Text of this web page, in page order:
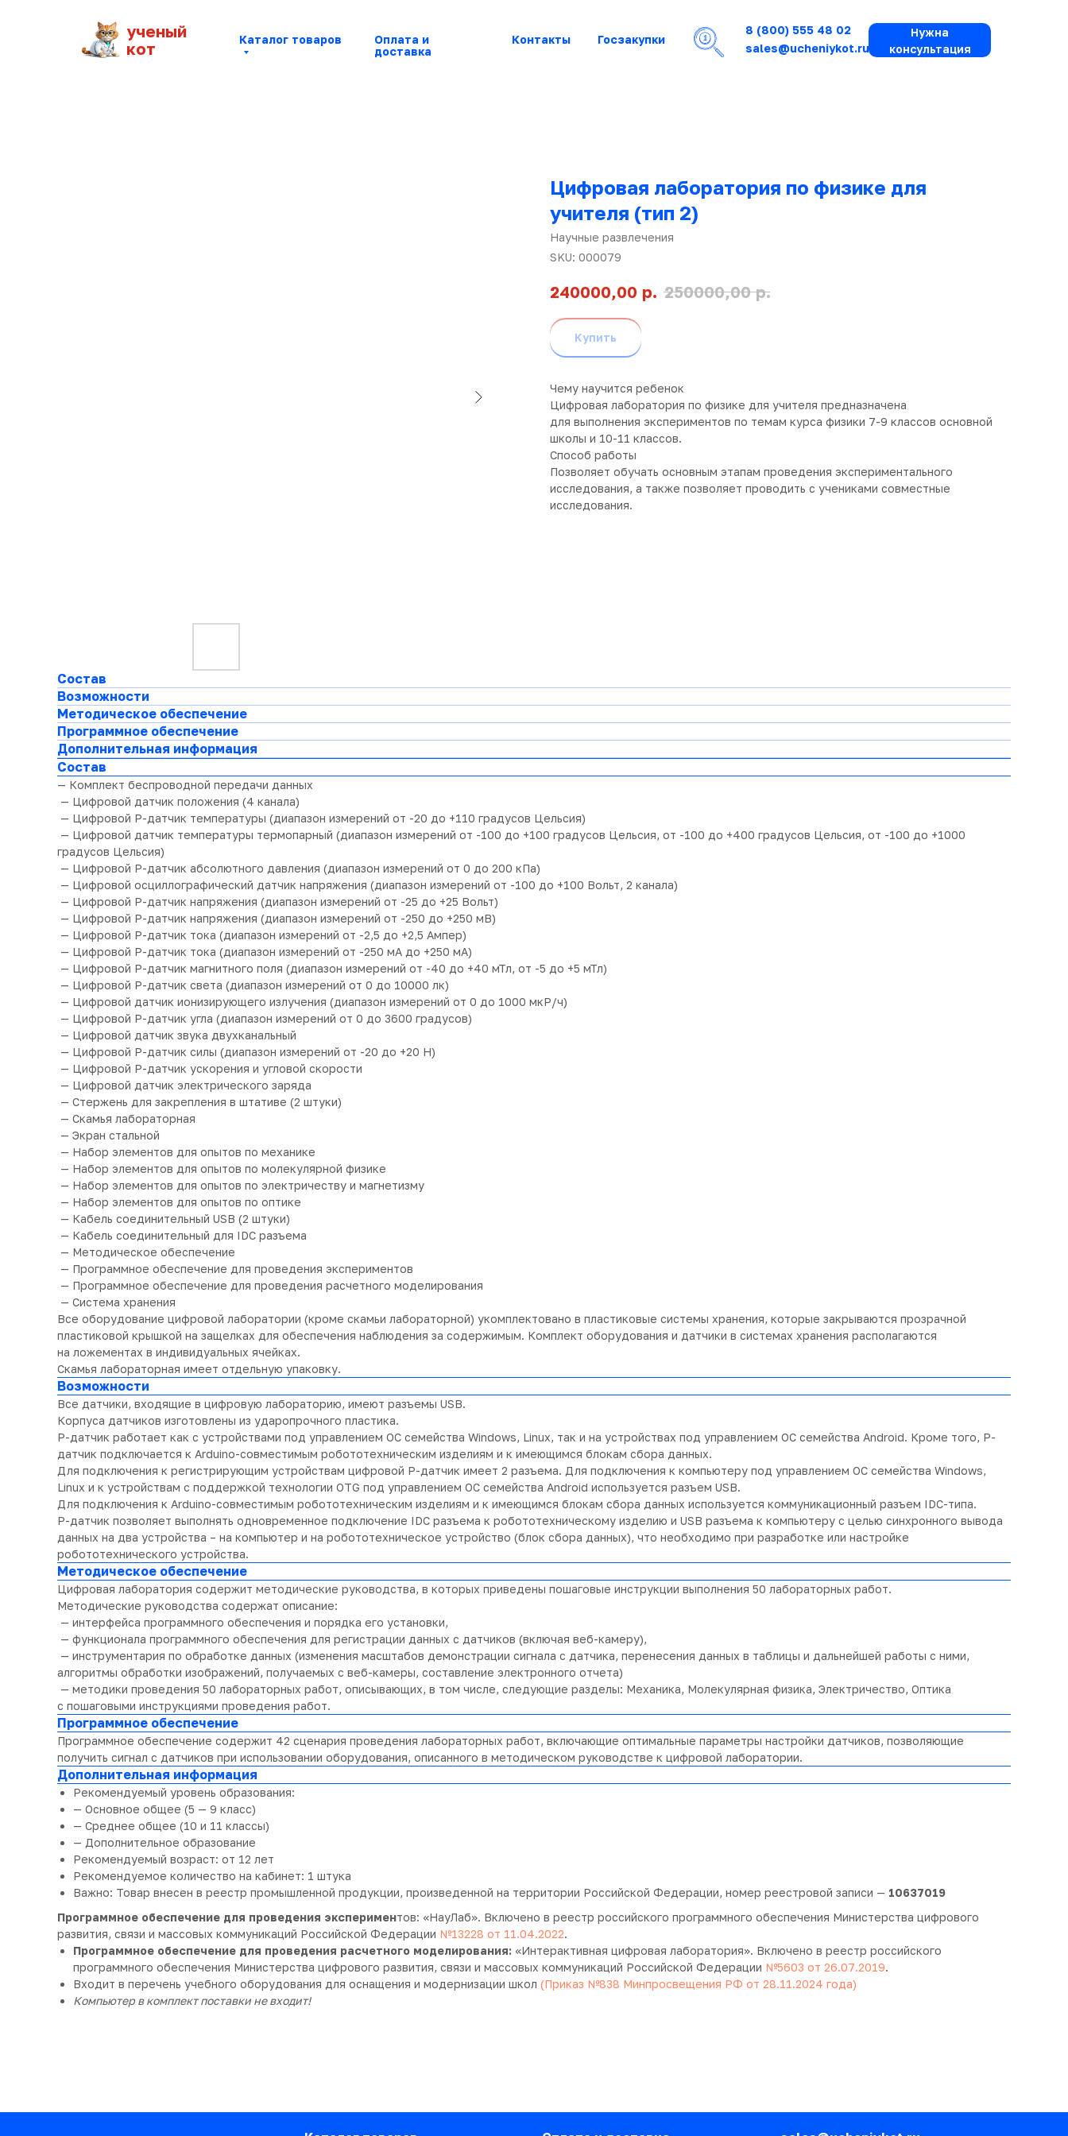
Каталог товаров
Оплата и
доставка
Контакты Госзакупки
8 (800) 555 48 02
sales@ucheniykot.ru
Нужна
консультация
ученый
кот
Цифровая лаборатория по физике для
учителя (тип 2)
Научные развлечения
SKU: 000079
240000,00 р. 250000,00 р.
Купить
Чему научится ребенок
Цифровая лаборатория по физике для учителя предназначена
для выполнения экспериментов по темам курса физики 7-9 классов основной
школы и 10-11 классов.
Способ работы
Позволяет обучать основным этапам проведения экспериментального
исследования, а также позволяет проводить с учениками совместные
исследования.
Состав
Возможности
Методическое обеспечение
Программное обеспечение
Дополнительная информация
Состав
— Комплект беспроводной передачи данных
— Цифровой датчик положения (4 канала)
— Цифровой Р-датчик температуры (диапазон измерений от -20 до +110 градусов Цельсия)
— Цифровой датчик температуры термопарный (диапазон измерений от -100 до +100 градусов Цельсия, от -100 до +400 градусов Цельсия, от -100 до +1000
градусов Цельсия)
— Цифровой Р-датчик абсолютного давления (диапазон измерений от 0 до 200 кПа)
— Цифровой осциллографический датчик напряжения (диапазон измерений от -100 до +100 Вольт, 2 канала)
— Цифровой Р-датчик напряжения (диапазон измерений от -25 до +25 Вольт)
— Цифровой Р-датчик напряжения (диапазон измерений от -250 до +250 мВ)
— Цифровой Р-датчик тока (диапазон измерений от -2,5 до +2,5 Ампер)
— Цифровой Р-датчик тока (диапазон измерений от -250 мА до +250 мА)
— Цифровой Р-датчик магнитного поля (диапазон измерений от -40 до +40 мТл, от -5 до +5 мТл)
— Цифровой Р-датчик света (диапазон измерений от 0 до 10000 лк)
— Цифровой датчик ионизирующего излучения (диапазон измерений от 0 до 1000 мкР/ч)
— Цифровой Р-датчик угла (диапазон измерений от 0 до 3600 градусов)
— Цифровой датчик звука двухканальный
— Цифровой Р-датчик силы (диапазон измерений от -20 до +20 Н)
— Цифровой Р-датчик ускорения и угловой скорости
— Цифровой датчик электрического заряда
— Стержень для закрепления в штативе (2 штуки)
— Скамья лабораторная
— Экран стальной
— Набор элементов для опытов по механике
— Набор элементов для опытов по молекулярной физике
— Набор элементов для опытов по электричеству и магнетизму
— Набор элементов для опытов по оптике
— Кабель соединительный USB (2 штуки)
— Кабель соединительный для IDC разъема
— Методическое обеспечение
— Программное обеспечение для проведения экспериментов
— Программное обеспечение для проведения расчетного моделирования
— Система хранения
Все оборудование цифровой лаборатории (кроме скамьи лабораторной) укомплектовано в пластиковые системы хранения, которые закрываются прозрачной
пластиковой крышкой на защелках для обеспечения наблюдения за содержимым. Комплект оборудования и датчики в системах хранения располагаются
на ложементах в индивидуальных ячейках.
Скамья лабораторная имеет отдельную упаковку.
Возможности
Все датчики, входящие в цифровую лабораторию, имеют разъемы USB.
Корпуса датчиков изготовлены из ударопрочного пластика.
Р-датчик работает как с устройствами под управлением ОС семейства Windows, Linux, так и на устройствах под управлением ОС семейства Android. Кроме того, Р-
датчик подключается к Arduino-совместимым робототехническим изделиям и к имеющимся блокам сбора данных.
Для подключения к регистрирующим устройствам цифровой Р-датчик имеет 2 разъема. Для подключения к компьютеру под управлением ОС семейства Windows,
Linux и к устройствам с поддержкой технологии OTG под управлением ОС семейства Android используется разъем USB.
Для подключения к Arduino-совместимым робототехническим изделиям и к имеющимся блокам сбора данных используется коммуникационный разъем IDC-типа.
Р-датчик позволяет выполнять одновременное подключение IDC разъема к робототехническому изделию и USB разъема к компьютеру с целью синхронного вывода
данных на два устройства – на компьютер и на робототехническое устройство (блок сбора данных), что необходимо при разработке или настройке
робототехнического устройства.
Методическое обеспечение
Цифровая лаборатория содержит методические руководства, в которых приведены пошаговые инструкции выполнения 50 лабораторных работ.
Методические руководства содержат описание:
— интерфейса программного обеспечения и порядка его установки,
— функционала программного обеспечения для регистрации данных с датчиков (включая веб-камеру),
— инструментария по обработке данных (изменения масштабов демонстрации сигнала с датчика, перенесения данных в таблицы и дальнейшей работы с ними,
алгоритмы обработки изображений, получаемых с веб-камеры, составление электронного отчета)
— методики проведения 50 лабораторных работ, описывающих, в том числе, следующие разделы: Механика, Молекулярная физика, Электричество, Оптика
с пошаговыми инструкциями проведения работ.
Программное обеспечение
Программное обеспечение содержит 42 сценария проведения лабораторных работ, включающие оптимальные параметры настройки датчиков, позволяющие
получить сигнал с датчиков при использовании оборудования, описанного в методическом руководстве к цифровой лаборатории.
Дополнительная информация
Рекомендуемый уровень образования:
— Основное общее (5 — 9 класс)
— Среднее общее (10 и 11 классы)
— Дополнительное образование
Рекомендуемый возраст: от 12 лет
Рекомендуемое количество на кабинет: 1 штука
Важно: Товар внесен в реестр промышленной продукции, произведенной на территории Российской Федерации, номер реестровой записи — 10637019
Программное обеспечение для проведения экспериментов: «НауЛаб». Включено в реестр российского программного обеспечения Министерства цифрового
развития, связи и массовых коммуникаций Российской Федерации №13228 от 11.04.2022.
Программное обеспечение для проведения расчетного моделирования: «Интерактивная цифровая лаборатория». Включено в реестр российского
программного обеспечения Министерства цифрового развития, связи и массовых коммуникаций Российской Федерации №5603 от 26.07.2019.
Входит в перечень учебного оборудования для оснащения и модернизации школ (Приказ №838 Минпросвещения РФ от 28.11.2024 года)
Компьютер в комплект поставки не входит!